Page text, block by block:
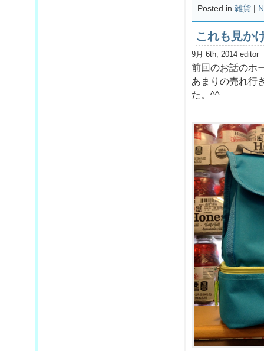
Posted in 雑貨 |
これも見か
9月 6th, 2014 editor
前回のお話のホ
あまりの売れ行
た。^^